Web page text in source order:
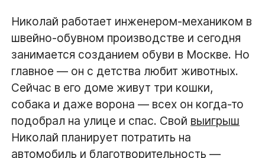
Николай работает инженером-механиком в
швейно-обувном производстве и сегодня
занимается созданием обуви в Москве. Но
главное — он с детства любит животных.
Сейчас в его доме живут три кошки,
собака и даже ворона — всех он когда-то
подобрал на улице и спас. Свой выигрыш
Николай планирует потратить на
автомобиль и благотворительность —